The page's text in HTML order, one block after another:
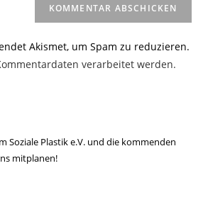
Akismet, um Spam zu reduzieren.
verarbeitet werden.
Soziale Plastik e.V. und die kommenden
mitplanen!